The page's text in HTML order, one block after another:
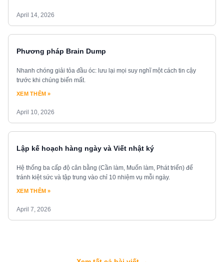
April 14, 2026
Phương pháp Brain Dump
Nhanh chóng giải tỏa đầu óc: lưu lại mọi suy nghĩ một cách tin cậy
trước khi chúng biến mất.
XEM THÊM »
April 10, 2026
Lập kế hoạch hàng ngày và Viết nhật ký
Hệ thống ba cấp độ cân bằng (Cần làm, Muốn làm, Phát triển) để
tránh kiệt sức và tập trung vào chỉ 10 nhiệm vụ mỗi ngày.
XEM THÊM »
April 7, 2026